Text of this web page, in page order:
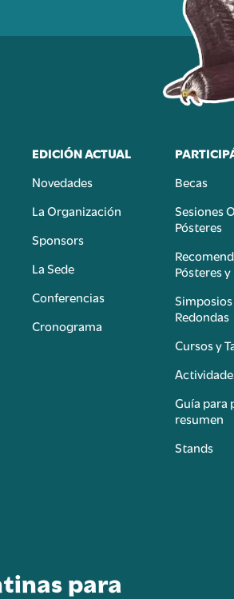
EDICIÓN ACTUAL
Novedades
La Organización
Sponsors
La Sede
Conferencias
Cronograma
Becas
Sesiones
Pósteres
Pósteres
Simposios
Redondas
Cursos y
Guía para
resumen
Stands
para